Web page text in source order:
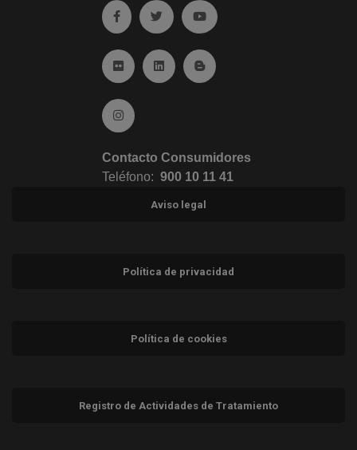
Ir a facebook (abre en ventana nueva)
Ir a twitter (abre en ventana nueva)
Ir a YouTube (abre en
Ir a Flickr (abre en ventana nueva)
Ir a Linkedin (abre en ventana nueva)
Ir al Blog (abre en ventana
Ir a Instagram (abre en ventana nueva)
Contacto Consumidores
Teléfono: 900 10 11 41
Aviso legal
Política de privacidad
Política de cookies
Registro de Actividades de Tratamiento